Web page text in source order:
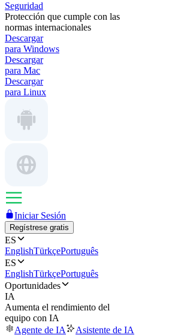
Seguridad
Protección que cumple con las
normas internacionales
Descargar
para Windows
Descargar
para Mac
Descargar
para Linux
Iniciar Sesión
Regístrese gratis
ES
EnglishTürkçePortuguês
ES
EnglishTürkçePortuguês
Oportunidades
IA
Aumenta el rendimiento del
equipo con IA
Agente de IA
Asistente de IA